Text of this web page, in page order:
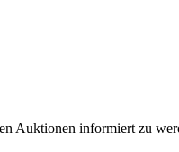
Auktionen informiert zu